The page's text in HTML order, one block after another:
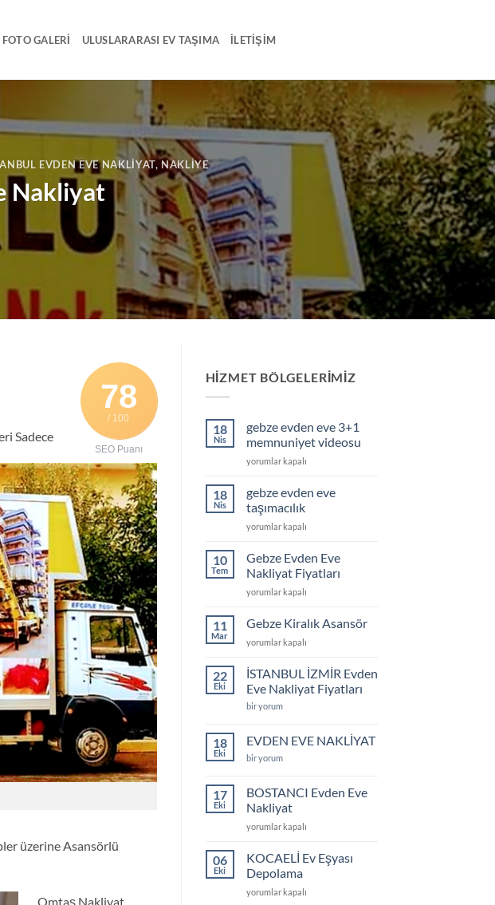
FOTO GALERI ULUSLARARASI EV TAŞIMA İLETIŞIM
EVDEN EVE NAKLIYAT, NAKLIYE
Nakliyat
78
/ 100
SEO Puanı
Sadece
üzerine Asansörlü
Omtaş Nakliyat
HIZMET BÖLGELERIMIZ
18
Nis
gebze evden eve 3+1
memnuniyet videosu
gebze
3+1
memnuniyet
videosu
yorumlar kapalı
18
Nis
gebze evden eve
taşımacılık
gebze
eve
taşımacılık
için
yorumlar kapalı
10
Tem
Gebze Evden Eve
Nakliyat Fiyatları
Gebze
Eve
Nakliyat
Fiyatları
yorumlar kapalı
11
Mar
Gebze Kiralık Asansör
Gebze
Asansör
için
yorumlar kapalı
22
Eki
İSTANBUL İZMİR Evden
Eve Nakliyat Fiyatları
İSTANBUL
Eve
Nakliyat
Fiyatları
bir yorum
18
Eki
EVDEN EVE NAKLİYAT
EVDEN
için
bir yorum
17
Eki
BOSTANCI Evden Eve
Nakliyat
BOSTANCI
Eve
Nakliyat
için
yorumlar kapalı
06
Eki
KOCAELİ Ev Eşyası
Depolama
KOCAELİ
yorumlar kapalı